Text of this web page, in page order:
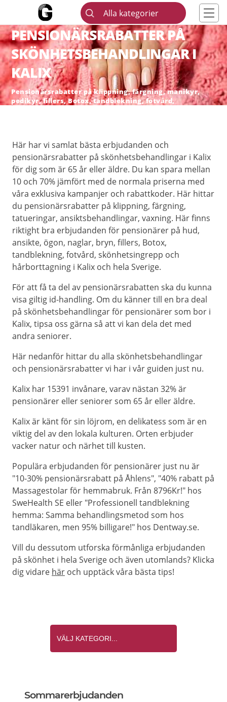
Alla kategorier
PENSIONÄRSRABATTER PÅ
SKÖNHETSBEHANDLINGAR I
KALIX
Pensionärsrabatter på klippning, färgning, manikyr,
pedikyr, fillers, Botox, tandblekning, fotvård,
Här har vi samlat bästa erbjudanden och
pensionärsrabatter på skönhetsbehandlingar i Kalix
för dig som är 65 år eller äldre. Du kan spara mellan
10 och 70% jämfört med de normala priserna med
våra exklusiva kampanjer och rabattkoder. Här hittar
du pensionärsrabatter på klippning, färgning,
tatueringar, ansiktsbehandlingar, vaxning. Här finns
riktight bra erbjudanden för pensionärer på hud,
ansikte, ögon, naglar, bryn, fillers, Botox,
tandblekning, fotvård, skönhetsingrepp och
hårborttagning i Kalix och hela Sverige.
För att få ta del av pensionärsrabatten ska du kunna
visa giltig id-handling. Om du känner till en bra deal
på skönhetsbehandlingar för pensionärer som bor i
Kalix, tipsa oss gärna så att vi kan dela det med
andra seniorer.
Här nedanför hittar du alla skönhetsbehandlingar
och pensionärsrabatter vi har i vår guiden just nu.
Kalix har 15391 invånare, varav nästan 32% är
pensionärer eller seniorer som 65 år eller äldre.
Kalix är känt för sin löjrom, en delikatess som är en
viktig del av den lokala kulturen. Orten erbjuder
vacker natur och närhet till kusten.
Populära erbjudanden för pensionärer just nu är
"10-30% pensionärsrabatt på Åhlens", "40% rabatt på
Massagestolar för hemmabruk. Från 8796Kr!" hos
SweHealth SE eller "Professionell tandblekning
hemma: Samma behandlingsmetod som hos
tandläkaren, men 95% billigare!" hos Dentway.se.
Vill du dessutom utforska förmånliga erbjudanden
på skönhet i hela Sverige och även utomlands? Klicka
dig vidare här och upptäck våra bästa tips!
Sommarerbjudanden